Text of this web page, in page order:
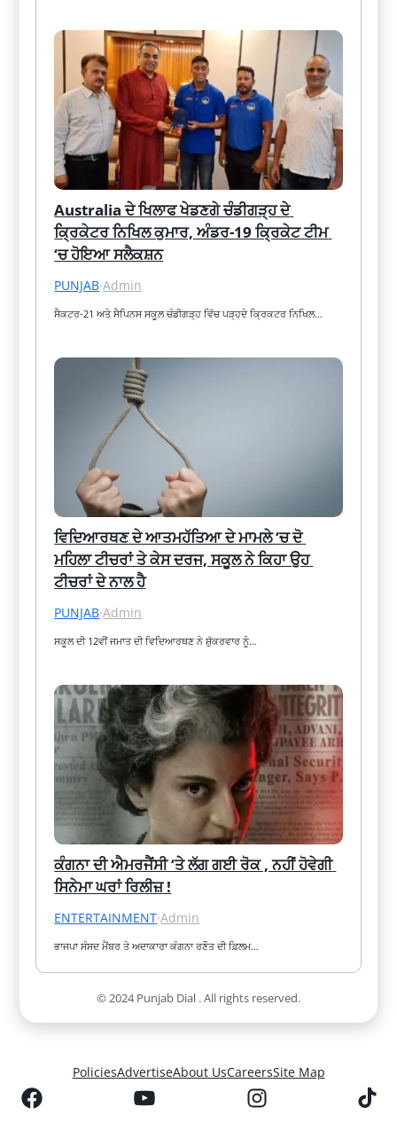
Australia ਦੇ ਖਿਲਾਫ ਖੇਡਣਗੇ ਚੰਡੀਗੜ੍ਹ ਦੇ
ਕ੍ਰਿਕੇਟਰ ਨਿਖਿਲ ਕੁਮਾਰ, ਅੰਡਰ-19 ਕ੍ਰਿਕੇਟ ਟੀਮ
‘ਚ ਹੋਇਆ ਸਲੈਕਸ਼ਨ
PUNJAB·Admin
ਸੈਕਟਰ-21 ਅਤੇ ਸੈਪਿਨਸ ਸਕੂਲ ਚੰਡੀਗੜ੍ਹ ਵਿੱਚ ਪੜ੍ਹਦੇ ਕ੍ਰਿਕਟਰ ਨਿਖਿਲ…
ਵਿਦਿਆਰਥਣ ਦੇ ਆਤਮਹੱਤਿਆ ਦੇ ਮਾਮਲੇ ‘ਚ ਦੋ
ਮਹਿਲਾ ਟੀਚਰਾਂ ਤੇ ਕੇਸ ਦਰਜ, ਸਕੂਲ ਨੇ ਕਿਹਾ ਉਹ
ਟੀਚਰਾਂ ਦੇ ਨਾਲ ਹੈ
PUNJAB·Admin
ਸਕੂਲ ਦੀ 12ਵੀਂ ਜਮਾਤ ਦੀ ਵਿਦਿਆਰਥਣ ਨੇ ਸ਼ੁੱਕਰਵਾਰ ਨੂੰ…
ਕੰਗਨਾ ਦੀ ਐਮਰਜੈਂਸੀ ‘ਤੇ ਲੱਗ ਗਈ ਰੋਕ , ਨਹੀਂ ਹੋਵੇਗੀ
ਸਿਨੇਮਾ ਘਰਾਂ ਰਿਲੀਜ਼ !
ENTERTAINMENT·Admin
ਭਾਜਪਾ ਸੰਸਦ ਮੈਂਬਰ ਤੇ ਅਦਾਕਾਰਾ ਕੰਗਨਾ ਰਣੌਤ ਦੀ ਫ਼ਿਲਮ…
© 2024 Punjab Dial . All rights reserved.
PoliciesAdvertiseAbout UsCareersSite Map